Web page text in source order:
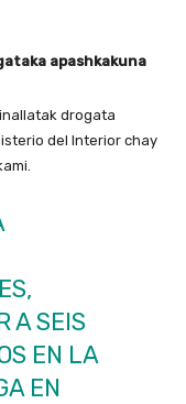
apashkakuna
drogata
del Interior chay
A SEIS
EN LA
EN